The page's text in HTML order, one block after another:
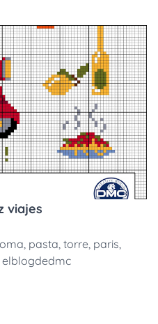
viajes
, pasta, torre, paris,
elblogdedmc